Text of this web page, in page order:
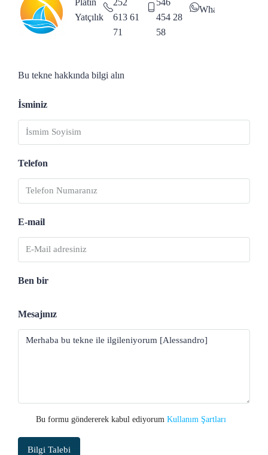
Yatçılık
613 61
71
454 28
58
WhatsApp
Bu tekne hakkında bilgi alın
İsminiz
Telefon
E-mail
Ben bir
Mesajınız
Bu formu göndererek kabul ediyorum Kullanım Şartları
Bilgi Talebi